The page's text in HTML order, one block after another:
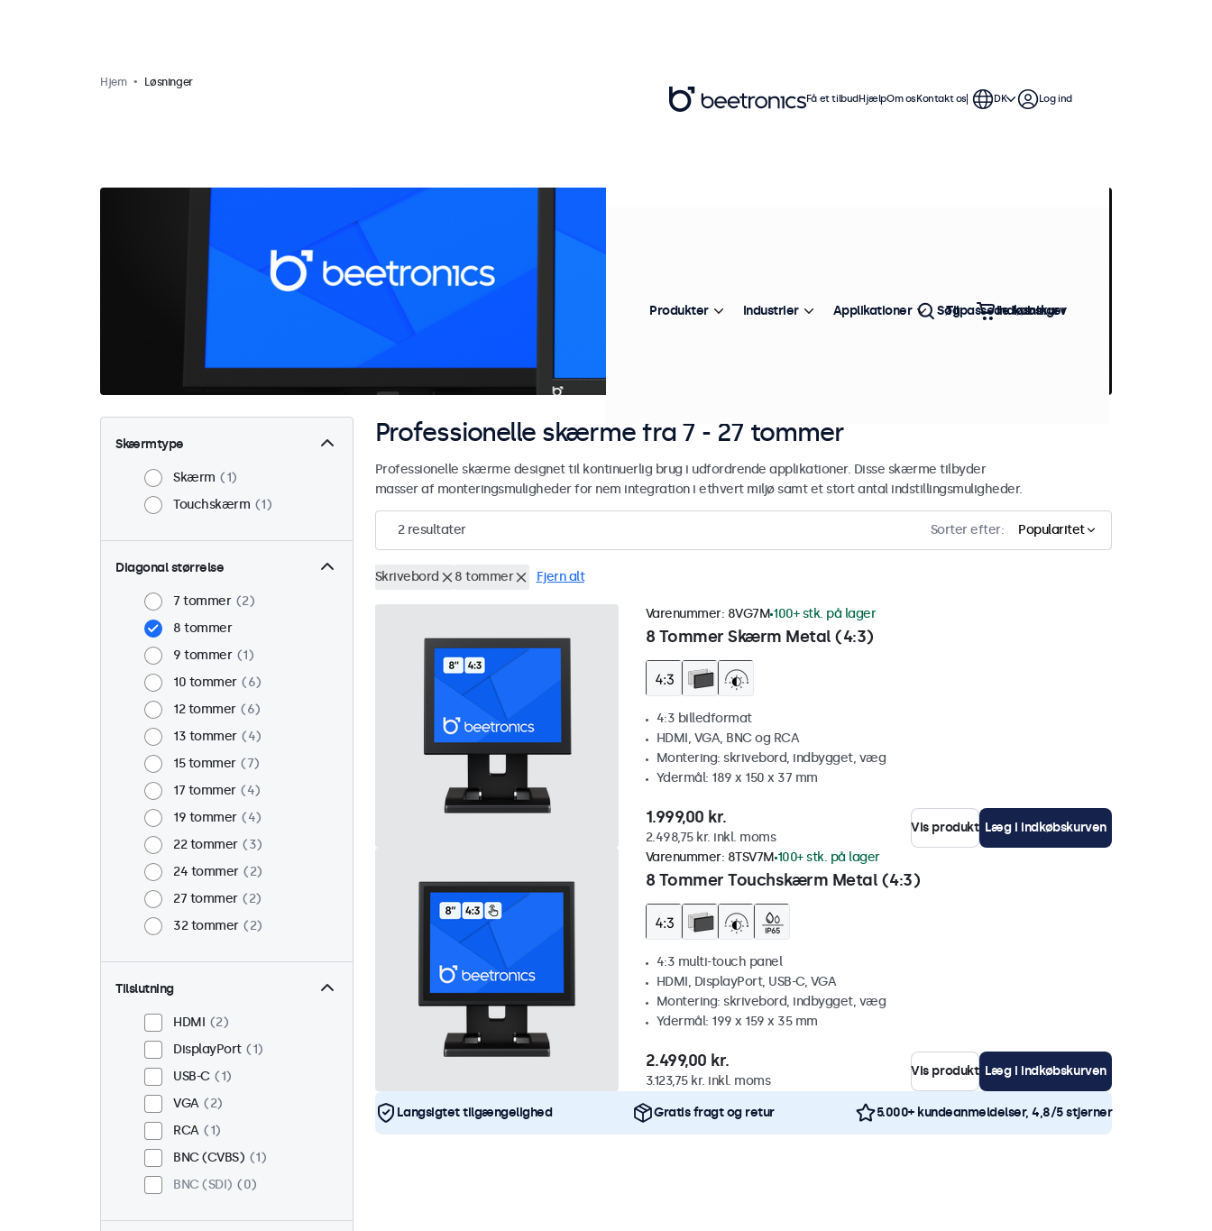
Hjem Løsninger
Skærmtype
Skærm
1
Touchskærm
1
Diagonal størrelse
7 tommer
2
8 tommer
9 tommer
1
10 tommer
6
12 tommer
6
13 tommer
4
15 tommer
7
17 tommer
4
19 tommer
4
22 tommer
3
24 tommer
2
27 tommer
2
32 tommer
2
Tilslutning
HDMI
2
DisplayPort
1
USB-C
1
VGA
2
RCA
1
BNC (CVBS)
1
BNC (SDI)
0
Professionelle skærme fra 7 - 27 tommer
Professionelle skærme designet til kontinuerlig brug i udfordrende applikationer. Disse skærme tilbyder
masser af monteringsmuligheder for nem integration i ethvert miljø samt et stort antal indstillingsmuligheder.
2resultater Sorter efter: Popularitet
Skrivebord 8 tommer Fjern alt
8 Tommer Skærm Metal (4:3)
Varenummer: 8VG7M 100+ stk. på lager
4:3 billedformat
HDMI, VGA, BNC og RCA
Montering: skrivebord, indbygget, væg
Ydermål: 189 x 150 x 37 mm
1.999,00 kr.
2.498,75 kr. inkl. moms
Vis produkt Læg i indkøbskurven
8 Tommer Touchskærm Metal (4:3)
Varenummer: 8TSV7M 100+ stk. på lager
4:3 multi-touch panel
HDMI, DisplayPort, USB-C, VGA
Montering: skrivebord, indbygget, væg
Ydermål: 199 x 159 x 35 mm
2.499,00 kr.
3.123,75 kr. inkl. moms
Vis produkt Læg i indkøbskurven
Langsigtet tilgængelighed Gratis fragt og retur 5.000+ kundeanmeldelser, 4,8/5 stjerner
Få et tilbudHjælpOm osKontakt os DK Log ind
Produkter Industrier Applikationer Tilpassede løsninger
Søg Indkøbskurv